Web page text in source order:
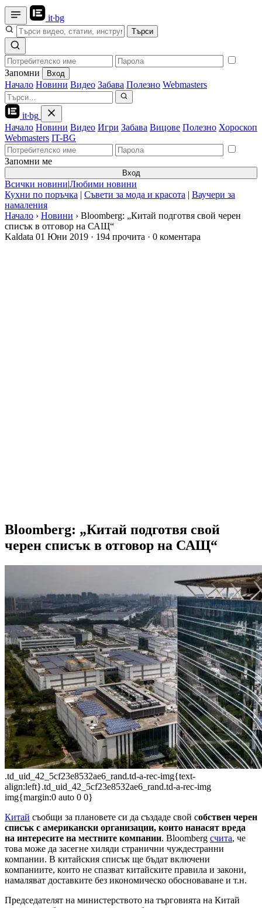
it·bg
Търси
Запомни Вход
Начало Новини Видео Забава Полезно Webmasters
it·bg
Начало Новини Видео Игри Забава Вицове Полезно Хороскоп
Webmasters IT-BG
Запомни ме
Вход
Всички новини|Любими новини
Кухни по поръчка | Съвети за мода и красота | Ваучери за
намаления
Начало › Новини › Bloomberg: „Китай подготвя свой черен
списък в отговор на САЩ“
Kaldata 01 Юни 2019 · 194 прочита · 0 коментара
Bloomberg: „Китай подготвя свой
черен списък в отговор на САЩ“
.td_uid_42_5cf23e8532ae6_rand.td-a-rec-img{text-
align:left}.td_uid_42_5cf23e8532ae6_rand.td-a-rec-img
img{margin:0 auto 0 0}
Китай съобщи за плановете си да създаде свой собствен черен
списък с американски организации, които нанасят вреда
на интересите на местните компании. Bloomberg счита, че
това може да засегне хиляди странични чуждестранни
компании. В китайския списък ще бъдат включени
компаниите, които не спазват китайските правила и закони,
намаляват доставките без икономическо обосноваване и т.н.
Председателят на министерството на търговията на Китай